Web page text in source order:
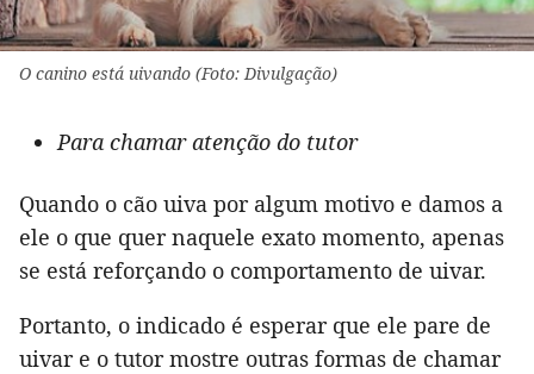
O canino está uivando (Foto: Divulgação)
Para chamar atenção do tutor
Quando o cão uiva por algum motivo e damos a
ele o que quer naquele exato momento, apenas
se está reforçando o comportamento de uivar.
Portanto, o indicado é esperar que ele pare de
uivar e o tutor mostre outras formas de chamar